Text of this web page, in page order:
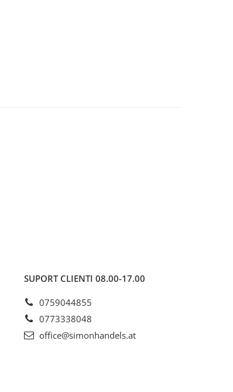
SUPORT CLIENTI 08.00-17.00
0759044855
0773338048
office@simonhandels.at